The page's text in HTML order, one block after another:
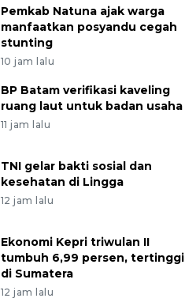
Pemkab Natuna ajak warga
manfaatkan posyandu cegah
stunting
10 jam lalu
BP Batam verifikasi kaveling
ruang laut untuk badan usaha
11 jam lalu
TNI gelar bakti sosial dan
kesehatan di Lingga
12 jam lalu
Ekonomi Kepri triwulan II
tumbuh 6,99 persen, tertinggi
di Sumatera
12 jam lalu